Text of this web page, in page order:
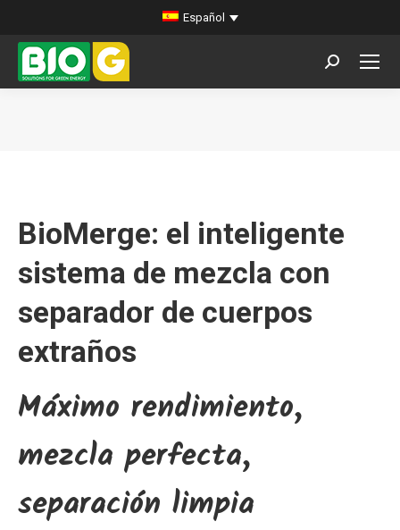
Español
Buscar:
BioMerge: el inteligente
sistema de mezcla con
separador de cuerpos
extraños
Máximo rendimiento,
mezcla perfecta,
separación limpia